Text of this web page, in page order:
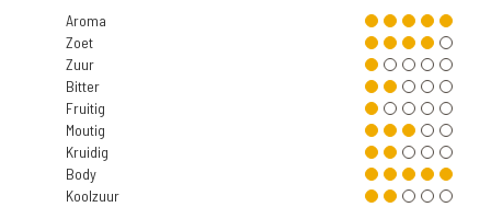
Aroma
Zoet
Zuur
Bitter
Fruitig
Moutig
Kruidig
Body
Koolzuur